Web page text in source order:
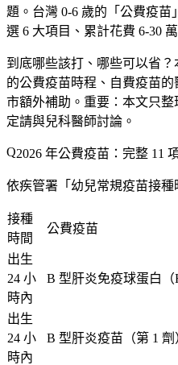
題。台灣 0-6 歲的「 公費疫苗
選 6 大項目、累計花費 6-30 萬
到底哪些該打、哪些可以省
的公費疫苗時程、自費疫苗
市額外補助。 重要 ：本文只
定請與兒科醫師討論 。
2026 年公費疫苗：完整 11
依疾管署「 幼兒常規疫苗接種
接種
時間
公費疫苗
出生
24 小
時內
B 型肝炎免疫球蛋白（
出生
24 小
時內
B 型肝炎疫苗（第 1 劑